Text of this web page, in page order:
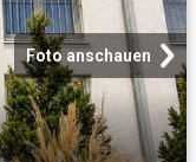
Foto anschauen